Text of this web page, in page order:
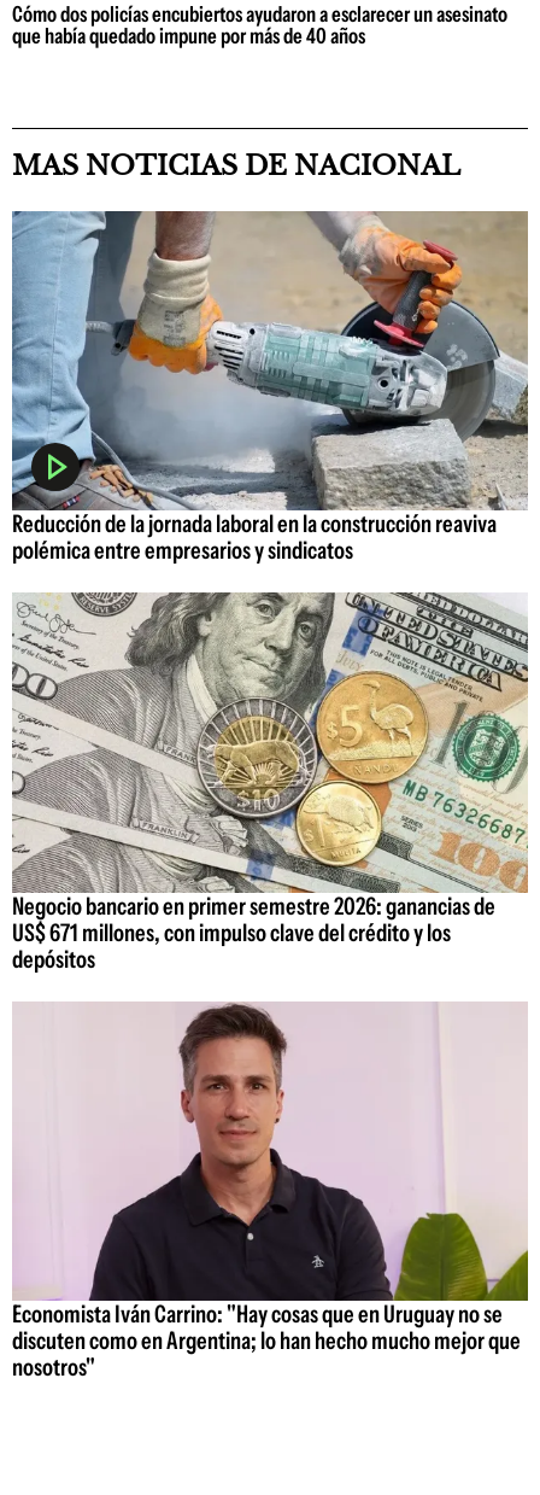
Cómo dos policías encubiertos ayudaron a esclarecer un asesinato
que había quedado impune por más de 40 años
MAS NOTICIAS DE NACIONAL
Reducción de la jornada laboral en la construcción reaviva
polémica entre empresarios y sindicatos
Negocio bancario en primer semestre 2026: ganancias de
US$ 671 millones, con impulso clave del crédito y los
depósitos
Economista Iván Carrino: "Hay cosas que en Uruguay no se
discuten como en Argentina; lo han hecho mucho mejor que
nosotros"